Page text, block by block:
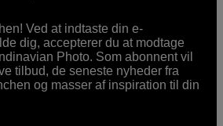
Ved at indtaste din e-
dig, accepterer du at modtage
Photo. Som abonnent vil
tilbud, de seneste nyheder fra
og masser af inspiration til din